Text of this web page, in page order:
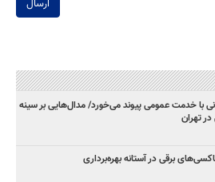
ارسال
با خدمت عمومی پیوند می‌خورد/ مدال‌هایی بر سینه
تهران